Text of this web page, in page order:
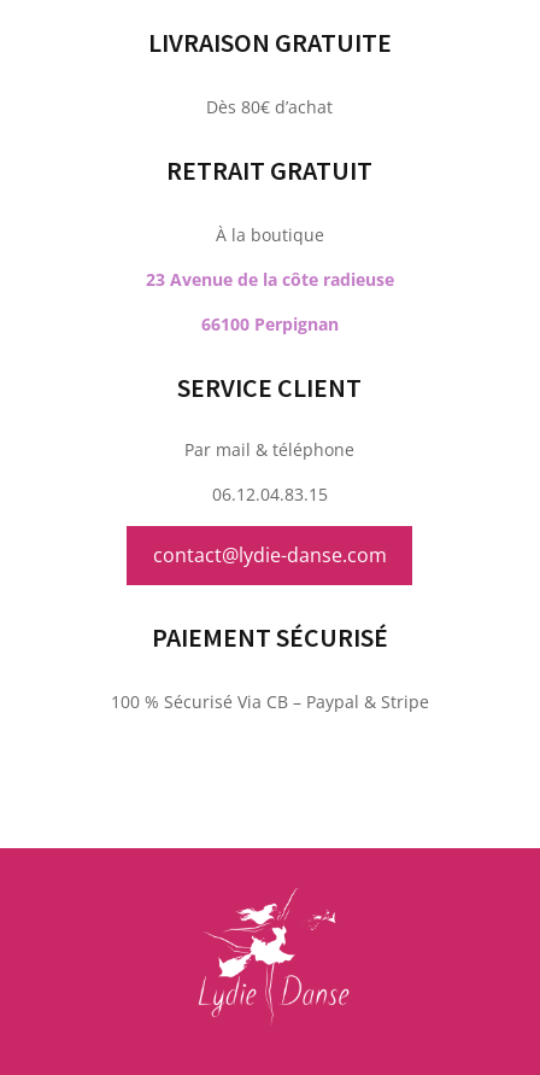
LIVRAISON GRATUITE
Dès 80€ d’achat
RETRAIT GRATUIT
À la boutique
23 Avenue de la côte radieuse
66100 Perpignan
SERVICE CLIENT
Par mail & téléphone
06.12.04.83.15
contact@lydie-danse.com
PAIEMENT SÉCURISÉ
100 % Sécurisé Via CB – Paypal & Stripe